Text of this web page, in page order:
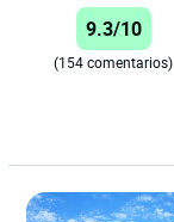
9.3/10
(154 comentarios)